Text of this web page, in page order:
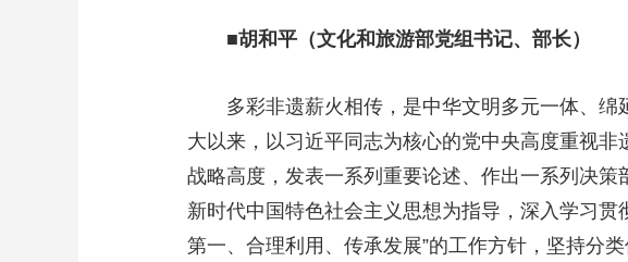
■胡和平（文化和旅游部党组书记、部长）
多彩非遗薪火相传，是中华文明多元一体、
大以来，以习近平同志为核心的党中央高度重视
战略高度，发表一系列重要论述、作出一系列决
新时代中国特色社会主义思想为指导，深入学习
第一、合理利用、传承发展”的工作方针，坚持分